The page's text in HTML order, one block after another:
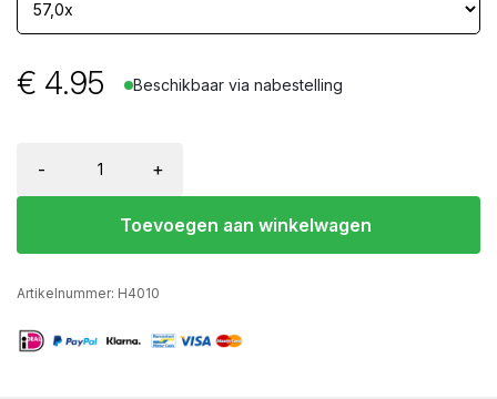
€ 4.95 Beschikbaar via nabestelling
- +
Toevoegen aan winkelwagen
Artikelnummer: H4010